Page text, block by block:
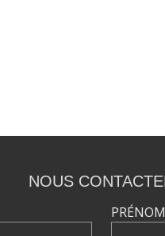
NOUS
PRÉNOM